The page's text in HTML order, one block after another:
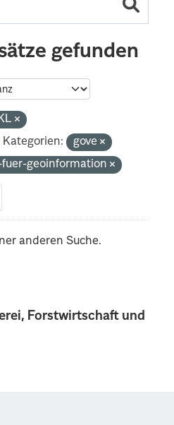
Forstwirtschaft und
gefunden
Kategorien:
gove
geoinformation
anderen Suche.